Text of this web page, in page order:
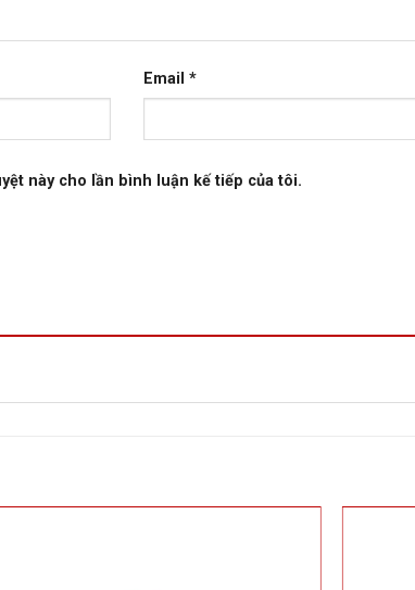
Email *
này cho lần bình luận kế tiếp của tôi.